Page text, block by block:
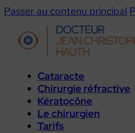
Passer au contenu principal
Cataracte
Chirurgie réfractive
Kératocône
Le chirurgien
Tarifs